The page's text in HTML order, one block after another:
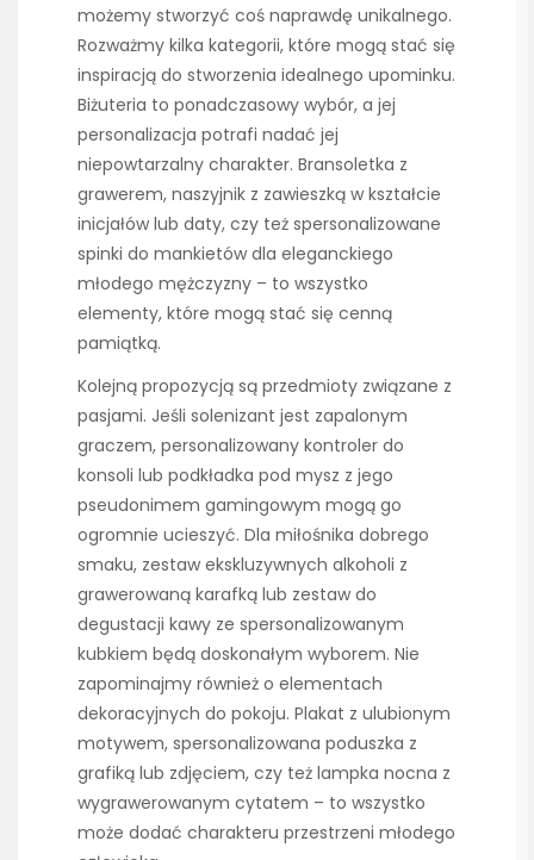
możemy stworzyć coś naprawdę unikalnego.
Rozważmy kilka kategorii, które mogą stać się
inspiracją do stworzenia idealnego upominku.
Biżuteria to ponadczasowy wybór, a jej
personalizacja potrafi nadać jej
niepowtarzalny charakter. Bransoletka z
grawerem, naszyjnik z zawieszką w kształcie
inicjałów lub daty, czy też spersonalizowane
spinki do mankietów dla eleganckiego
młodego mężczyzny – to wszystko
elementy, które mogą stać się cenną
pamiątką.
Kolejną propozycją są przedmioty związane z
pasjami. Jeśli solenizant jest zapalonym
graczem, personalizowany kontroler do
konsoli lub podkładka pod mysz z jego
pseudonimem gamingowym mogą go
ogromnie ucieszyć. Dla miłośnika dobrego
smaku, zestaw ekskluzywnych alkoholi z
grawerowaną karafką lub zestaw do
degustacji kawy ze spersonalizowanym
kubkiem będą doskonałym wyborem. Nie
zapominajmy również o elementach
dekoracyjnych do pokoju. Plakat z ulubionym
motywem, spersonalizowana poduszka z
grafiką lub zdjęciem, czy też lampka nocna z
wygrawerowanym cytatem – to wszystko
może dodać charakteru przestrzeni młodego